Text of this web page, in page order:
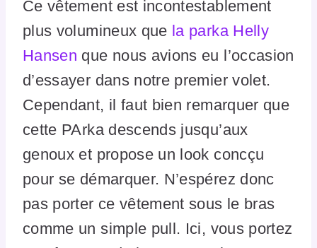
Ce vêtement est incontestablement
plus volumineux que la parka Helly
Hansen que nous avions eu l’occasion
d’essayer dans notre premier volet.
Cependant, il faut bien remarquer que
cette PArka descends jusqu’aux
genoux et propose un look concçu
pour se démarquer. N’espérez donc
pas porter ce vêtement sous le bras
comme un simple pull. Ici, vous portez